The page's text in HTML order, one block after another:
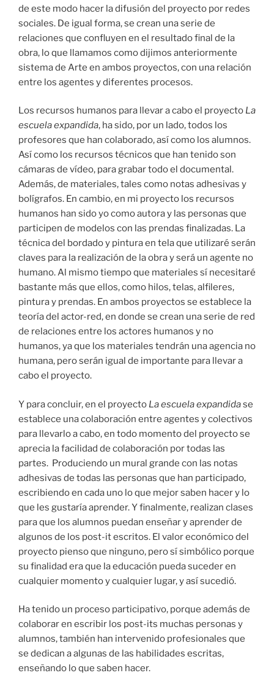
de este modo hacer la difusión del proyecto por redes
sociales. De igual forma, se crean una serie de
relaciones que confluyen en el resultado final de la
obra, lo que llamamos como dijimos anteriormente
sistema de Arte en ambos proyectos, con una relación
entre los agentes y diferentes procesos.
Los recursos humanos para llevar a cabo el proyecto La
escuela expandida, ha sido, por un lado, todos los
profesores que han colaborado, así como los alumnos.
Así como los recursos técnicos que han tenido son
cámaras de vídeo, para grabar todo el documental.
Además, de materiales, tales como notas adhesivas y
bolígrafos. En cambio, en mi proyecto los recursos
humanos han sido yo como autora y las personas que
participen de modelos con las prendas finalizadas. La
técnica del bordado y pintura en tela que utilizaré serán
claves para la realización de la obra y será un agente no
humano. Al mismo tiempo que materiales sí necesitaré
bastante más que ellos, como hilos, telas, alfileres,
pintura y prendas. En ambos proyectos se establece la
teoría del actor-red, en donde se crean una serie de red
de relaciones entre los actores humanos y no
humanos, ya que los materiales tendrán una agencia no
humana, pero serán igual de importante para llevar a
cabo el proyecto.
Y para concluir, en el proyecto La escuela expandidase
establece una colaboración entre agentes y colectivos
para llevarlo a cabo, en todo momento del proyecto se
aprecia la facilidad de colaboración por todas las
partes. Produciendo un mural grande con las notas
adhesivas de todas las personas que han participado,
escribiendo en cada uno lo que mejor saben hacer y lo
que les gustaría aprender. Y finalmente, realizan clases
para que los alumnos puedan enseñar y aprender de
algunos de los post-it escritos. El valor económico del
proyecto pienso que ninguno, pero sí simbólico porque
su finalidad era que la educación pueda suceder en
cualquier momento y cualquier lugar, y así sucedió.
Ha tenido un proceso participativo, porque además de
colaborar en escribir los post-its muchas personas y
alumnos, también han intervenido profesionales que
se dedican a algunas de las habilidades escritas,
enseñando lo que saben hacer.